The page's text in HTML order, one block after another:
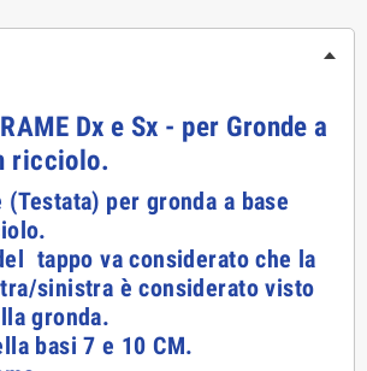
Dx e Sx - per Gronde a
ricciolo.
(Testata) per gronda a base
tappo va considerato che la
sinistra è considerato visto
gronda.
basi 7 e 10 CM.